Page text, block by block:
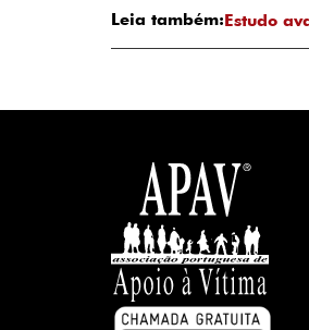
Leia também:Estudo